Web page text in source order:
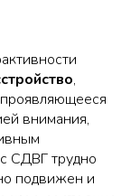
,
внимания,
СДВГ трудно
подвижен и